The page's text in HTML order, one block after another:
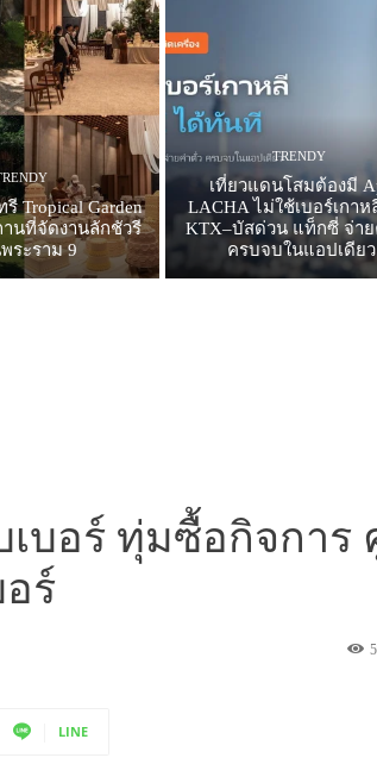
Tropical Garden
นที่จัดงานลักชัวรี
ระราม 9
TRENDY
เที่ยวแดนโสมต้องมี
LACHA ไม่ใช้เบอร์เกาห
KTX–บัสด่วน แท็กซี่ จ่า
ครบจบในแอปเดียว